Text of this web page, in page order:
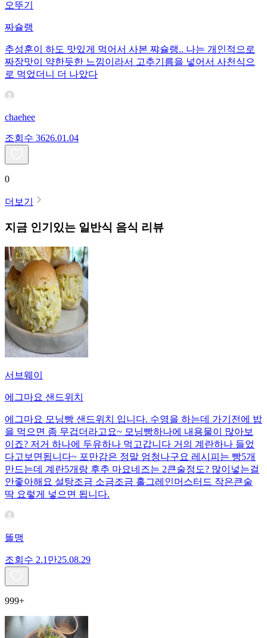
오뚜기
짜슐랭
추성훈이 하도 맛있게 먹어서 사본 쨔슐랭.. 나는 개인적으로
짜장맛이 약한듯한 느낌이라서 고추기름을 넣어서 사천식으
로 먹었더니 더 나았다
chaehee
조회수 3626.01.04
0
더보기
지금 인기있는 일반식 음식 리뷰
서브웨이
에그마요 샌드위치
에그마요 모닝빵 샌드위치 입니다. 수영을 하는데 가기전에 밥
을 먹으면 좀 무겁더라고요~ 모닝빵하나에 내용물이 많아보
이죠? 저거 하나에 두유하나 먹고갑니다 거의 계란하나 들었
다고보면됩니다~ 포만감은 정말 엄청나구요 레시피는 빵5개
만드는데 계란5개랑 후추 마요네즈는 2큰술정도? 많이넣는걸
안좋아해요 설탕조금 소금조금 홀그레인머스터드 작은큰술
딱 요렇게 넣으면 됩니다.
똘맹
조회수 2.1만25.08.29
999+